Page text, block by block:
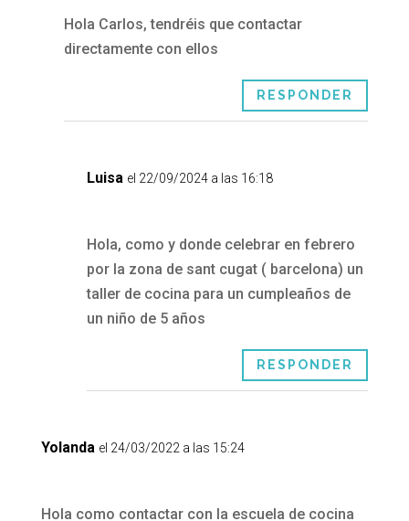
Hola Carlos, tendréis que contactar
directamente con ellos
RESPONDER
Luisa el 22/09/2024 a las 16:18
Hola, como y donde celebrar en febrero
por la zona de sant cugat ( barcelona) un
taller de cocina para un cumpleaños de
un niño de 5 años
RESPONDER
Yolanda el 24/03/2022 a las 15:24
Hola como contactar con la escuela de cocina